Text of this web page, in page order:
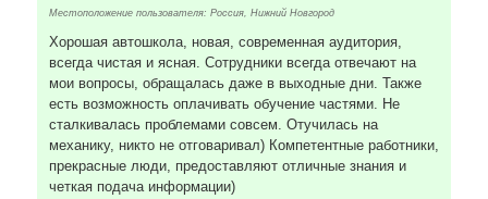
Местоположение пользователя: Россия, Нижний Новгород
Хорошая автошкола, новая, современная аудитория,
всегда чистая и ясная. Сотрудники всегда отвечают на
мои вопросы, обращалась даже в выходные дни. Также
есть возможность оплачивать обучение частями. Не
сталкивалась проблемами совсем. Отучилась на
механику, никто не отговаривал) Компетентные работники,
прекрасные люди, предоставляют отличные знания и
четкая подача информации)